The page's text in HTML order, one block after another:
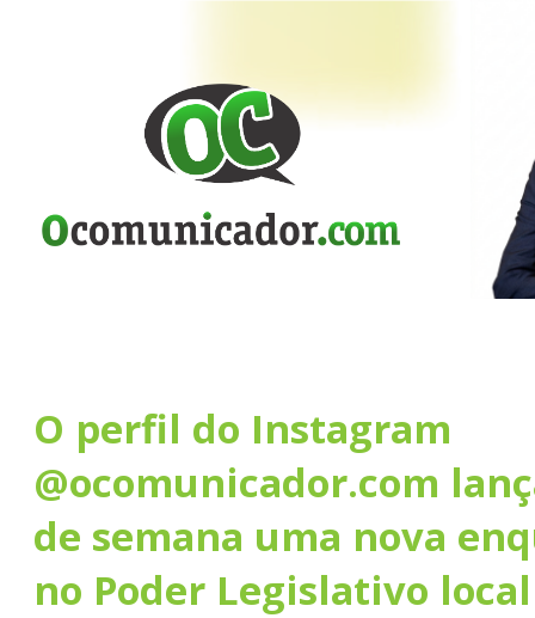
O perfil do Instagram
@ocomunicador.com
de semana uma nova
no Poder Legislativo local